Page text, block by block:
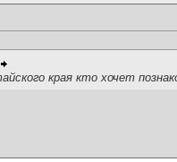
края кто хочет